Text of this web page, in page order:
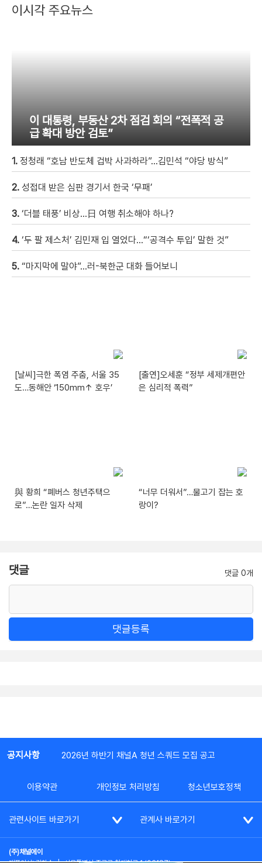
이시각 주요뉴스
이 대통령, 부동산 2차 점검 회의 “전폭적 공
급 확대 방안 검토”
1. 정청래 “호남 반도체 겁박 사과하라”…김민석 “야당 방식”
2. 성접대 받은 심판 경기서 한국 ‘무패’
3. ‘더블 태풍’ 비상…日 여행 취소해야 하나?
4. ‘두 팔 제스처’ 김민재 입 열었다…“‘공격수 투입’ 말한 것”
5. “마지막에 말야”…러-북한군 대화 들어보니
[날씨]극한 폭염 주춤, 서울 35
도…동해안 ‘150mm↑ 호우’
[출연]오세훈 “정부 세제개편안
은 심리적 폭력”
與 황희 “폐버스 청년주택으
로”…논란 일자 삭제
“너무 더워서”…물고기 잡는 호
랑이?
댓글 댓글 0개
댓글등록
공지사항 2026년 하반기 채널A 청년 스쿼드 모집 공고
이용약관 개인정보 처리방침 청소년보호정책
관련사이트 바로가기 관계사 바로가기
(주)채널에이